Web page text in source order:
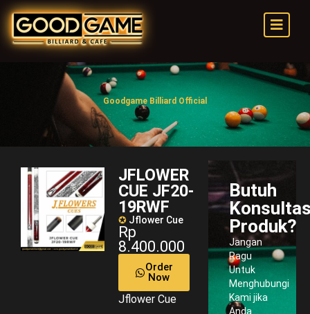
Goodgame Billiard Official
JFLOWER
CUE JF20-
19RWF
✪ Jflower Cue
Rp
8.400.000
Order
Now
Jflower Cue
Butuh
Produk?
Jangan
Ragu
Untuk
Menghubungi
Kami jika
Anda